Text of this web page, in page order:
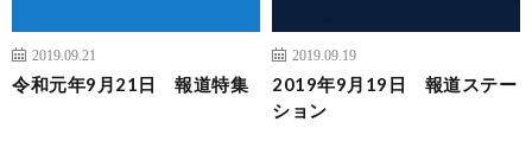
2019.09.21
令和元年9月21日 報道特集
2019.09.19
2019年9月19日 報道ステー
ション